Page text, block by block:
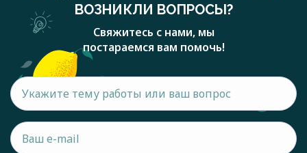
ВОЗНИКЛИ ВОПРОСЫ?
Свяжитесь с нами, мы
постараемся вам помочь!